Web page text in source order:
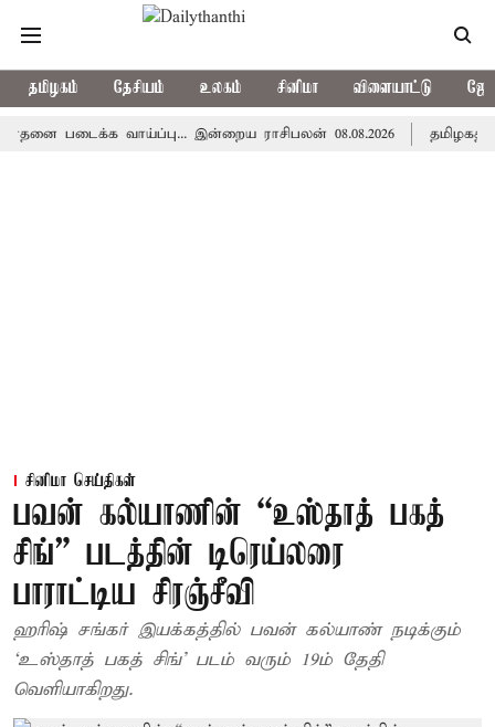
தமிழகம் தேசியம் உலகம் சினிமா விளையாட்டு
வாய்ப்பு... இன்றைய ராசிபலன் 08.08.2026 தமிழகத்தில்
சினிமா செய்திகள்
பவன் கல்யாணின் “உஸ்தாத் பகத்
சிங்” படத்தின் டிரெய்லரை
பாராட்டிய சிரஞ்சீவி
ஹரிஷ் சங்கர் இயக்கத்தில் பவன் கல்யாண் நடிக்கும்
‘உஸ்தாத் பகத் சிங்’ படம் வரும் 19ம் தேதி
வெளியாகிறது.